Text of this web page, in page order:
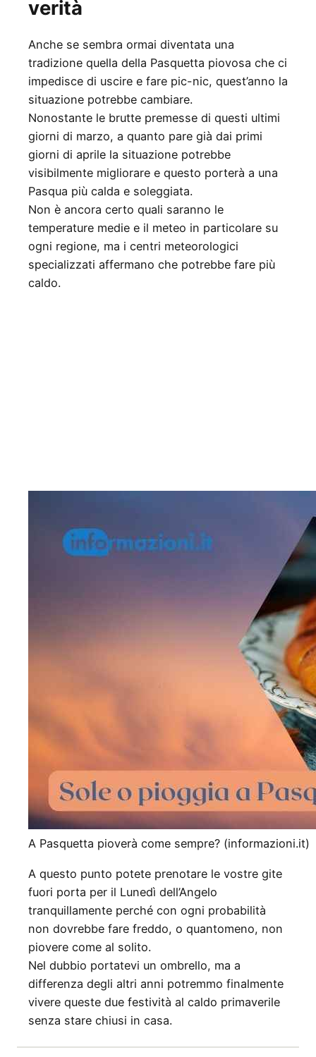
verità
Anche se sembra ormai diventata una
tradizione quella della Pasquetta piovosa che ci
impedisce di uscire e fare pic-nic, quest’anno la
situazione potrebbe cambiare.
Nonostante le brutte premesse di questi ultimi
giorni di marzo, a quanto pare già dai primi
giorni di aprile la situazione potrebbe
visibilmente migliorare e questo porterà a una
Pasqua più calda e soleggiata.
Non è ancora certo quali saranno le
temperature medie e il meteo in particolare su
ogni regione, ma i centri meteorologici
specializzati affermano che potrebbe fare più
caldo.
A Pasquetta pioverà come sempre? (informazioni.it)
A questo punto potete prenotare le vostre gite
fuori porta per il Lunedì dell’Angelo
tranquillamente perché con ogni probabilità
non dovrebbe fare freddo, o quantomeno, non
piovere come al solito.
Nel dubbio portatevi un ombrello, ma a
differenza degli altri anni potremmo finalmente
vivere queste due festività al caldo primaverile
senza stare chiusi in casa.